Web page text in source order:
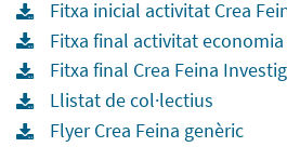
Fitxa inicial activitat Crea
Fitxa final activitat
Fitxa final Crea Feina
Llistat de col·lectius
Flyer Crea Feina genèric